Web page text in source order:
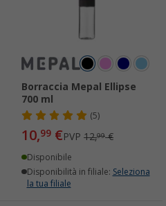
Borraccia Mepal Ellipse
700 ml
(5)
10,99 €PVP 12,99€
Disponibile
Disponibilità in filiale: Seleziona
la tua filiale